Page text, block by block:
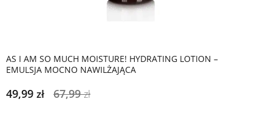
AS I AM SO MUCH MOISTURE! HYDRATING LOTION –
EMULSJA MOCNO NAWILŻAJĄCA
49,99 zł 67,99zł